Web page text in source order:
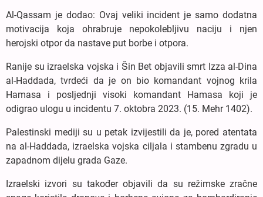
Al-Qassam je dodao: Ovaj veliki incident je samo dodatna
motivacija koja ohrabruje nepokolebljivu naciju i njen
herojski otpor da nastave put borbe i otpora.
Ranije su izraelska vojska i Šin Bet objavili smrt Izza al-Dina
al-Haddada, tvrdeći da je on bio komandant vojnog krila
Hamasa i posljednji visoki komandant Hamasa koji je
odigrao ulogu u incidentu 7. oktobra 2023. (15. Mehr 1402).
Palestinski mediji su u petak izvijestili da je, pored atentata
na al-Haddada, izraelska vojska ciljala i stambenu zgradu u
zapadnom dijelu grada Gaze.
Izraelski izvori su također objavili da su režimske zračne